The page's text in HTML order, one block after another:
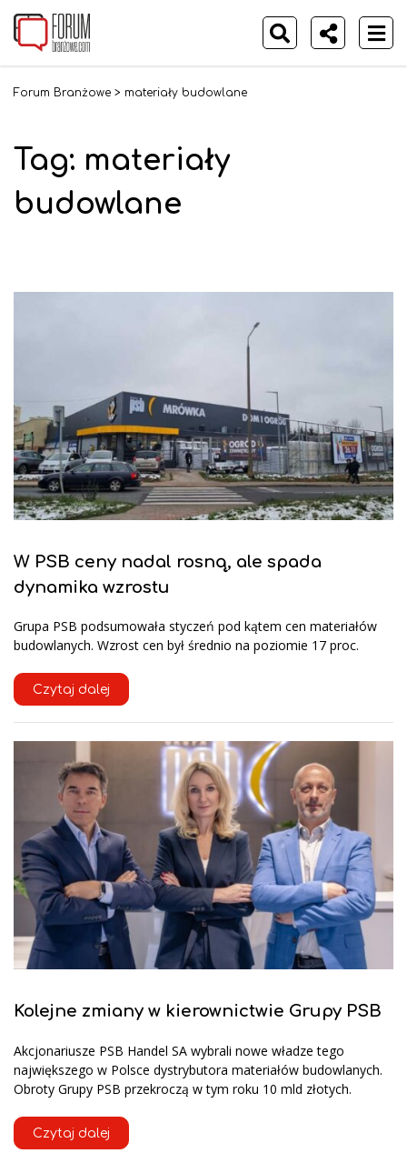
Forum Branżowe > materiały budowlane
Tag: materiały
budowlane
W PSB ceny nadal rosną, ale spada
dynamika wzrostu
Grupa PSB podsumowała styczeń pod kątem cen materiałów
budowlanych. Wzrost cen był średnio na poziomie 17 proc.
Czytaj dalej
Kolejne zmiany w kierownictwie Grupy PSB
Akcjonariusze PSB Handel SA wybrali nowe władze tego
największego w Polsce dystrybutora materiałów budowlanych.
Obroty Grupy PSB przekroczą w tym roku 10 mld złotych.
Czytaj dalej